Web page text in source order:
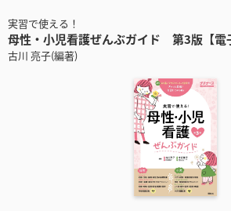
実習で使える！
母性・小児看護ぜんぶガイド 第3版【電
古川 亮子(編著)